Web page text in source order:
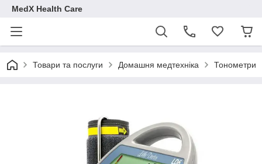
MedX Health Care
Товари та послуги Домашня медтехніка Тонометри